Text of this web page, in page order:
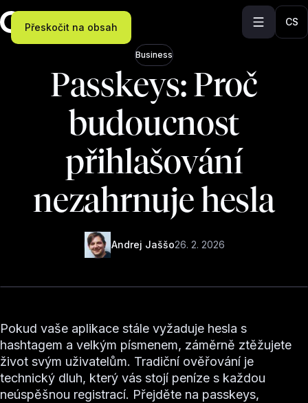
Přeskočit na obsah CS
Business
Passkeys: Proč
budoucnost
přihlašování
nezahrnuje hesla
Andrej Jaššo26. 2. 2026
Pokud vaše aplikace stále vyžaduje hesla s
hashtagem a velkým písmenem, záměrně ztěžujete
život svým uživatelům. Tradiční ověřování je
technický dluh, který vás stojí peníze s každou
neúspěšnou registrací. Přejděte na passkeys,